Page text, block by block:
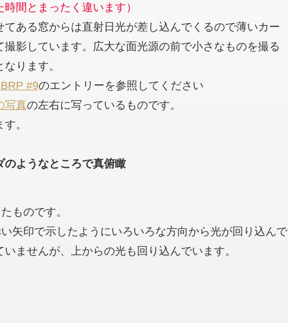
間とまったく違います）
ある窓からは直射日光が差し込んでくるので薄いカー
影しています。広大な面光源の前で小さなものを撮る
ります。
#9のエントリーを参照してください
写真の左右に写っているものです。
。
のようなところで真俯瞰
ものです。
矢印で示したようにいろいろな方向から光が回り込んで
ませんが、上からの光も回り込んでいます。